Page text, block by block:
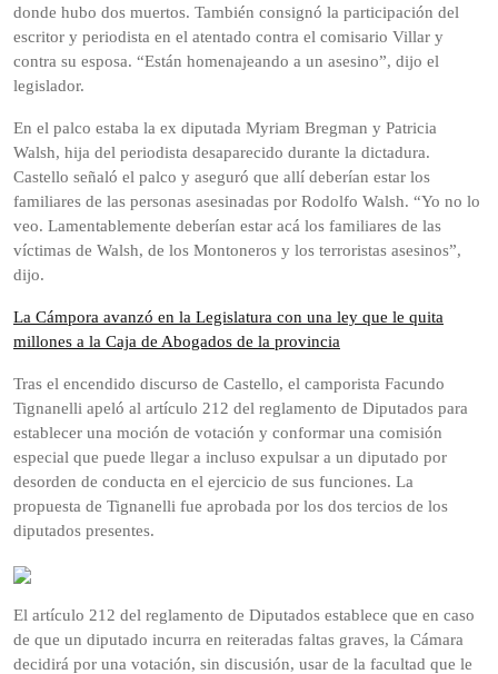
donde hubo dos muertos. También consignó la participación del
escritor y periodista en el atentado contra el comisario Villar y
contra su esposa. “Están homenajeando a un asesino”, dijo el
legislador.
En el palco estaba la ex diputada Myriam Bregman y Patricia
Walsh, hija del periodista desaparecido durante la dictadura.
Castello señaló el palco y aseguró que allí deberían estar los
familiares de las personas asesinadas por Rodolfo Walsh. “Yo no lo
veo. Lamentablemente deberían estar acá los familiares de las
víctimas de Walsh, de los Montoneros y los terroristas asesinos”,
dijo.
La Cámpora avanzó en la Legislatura con una ley que le quita
millones a la Caja de Abogados de la provincia
Tras el encendido discurso de Castello, el camporista Facundo
Tignanelli apeló al artículo 212 del reglamento de Diputados para
establecer una moción de votación y conformar una comisión
especial que puede llegar a incluso expulsar a un diputado por
desorden de conducta en el ejercicio de sus funciones. La
propuesta de Tignanelli fue aprobada por los dos tercios de los
diputados presentes.
El artículo 212 del reglamento de Diputados establece que en caso
de que un diputado incurra en reiteradas faltas graves, la Cámara
decidirá por una votación, sin discusión, usar de la facultad que le